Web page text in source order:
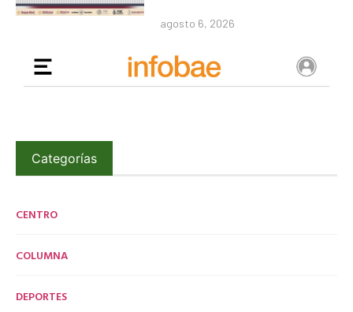
agosto 6, 2026
Categorías
CENTRO
COLUMNA
DEPORTES